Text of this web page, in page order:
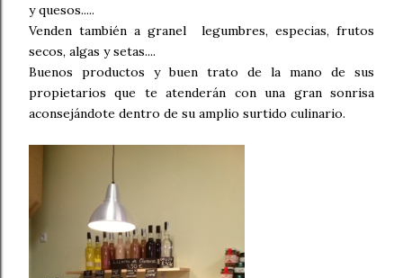
y quesos.....
Venden también a granel legumbres, especias, frutos
secos, algas y setas....
Buenos productos y buen trato de la mano de sus
propietarios que te atenderán con una gran sonrisa
aconsejándote dentro de su amplio surtido culinario.